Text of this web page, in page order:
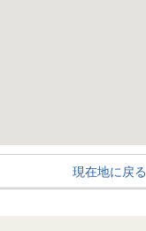
現在地に戻る